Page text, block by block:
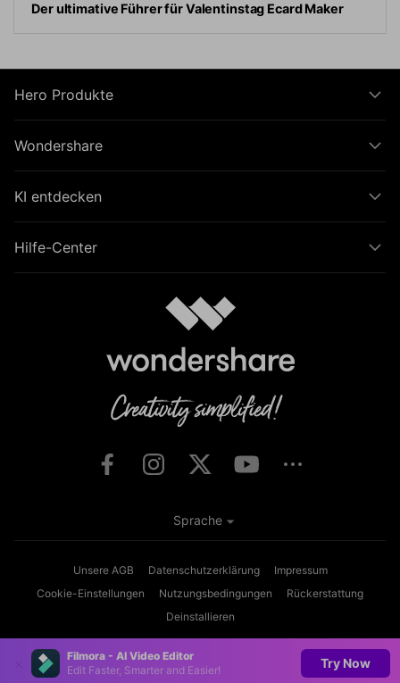
Filmora - AI Video Editor
Edit Faster, Smarter and Easier!
Try Now
Der ultimative Führer für Valentinstag Ecard Maker
Hero Produkte
Wondershare
KI entdecken
Hilfe-Center
Unsere AGB Datenschutzerklärung
Impressum
Cookie-Einstellungen
Nutzungsbedingungen
Rückerstattung
Deinstallieren
Sprache